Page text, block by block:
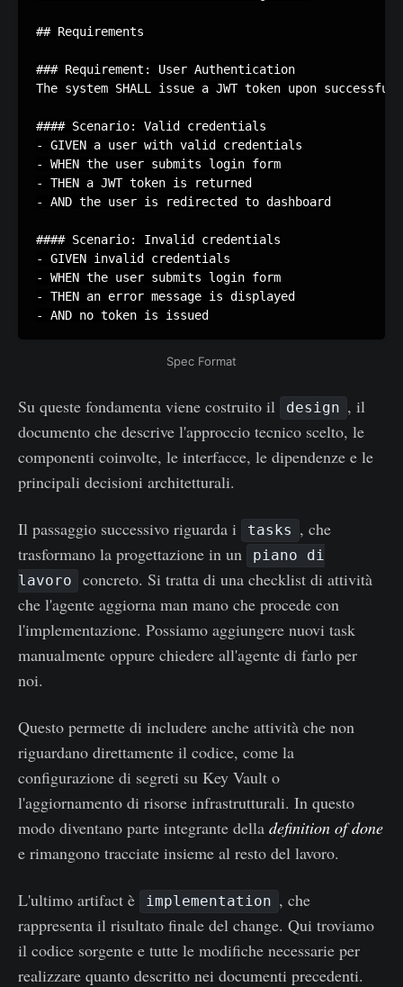
## Requirements
### Requirement: User Authentication
The system SHALL issue a JWT token upon
#### Scenario: Valid credentials
- GIVEN a user with valid credentials
- WHEN the user submits login form
- THEN a JWT token is returned
- AND the user is redirected to dashboard
#### Scenario: Invalid credentials
- GIVEN invalid credentials
- WHEN the user submits login form
- THEN an error message is displayed
Spec Format
Su queste fondamenta viene costruito il design , il
documento che descrive l'approccio tecnico scelto, le
componenti coinvolte, le interfacce, le dipendenze e le
principali decisioni architetturali.
Il passaggio successivo riguarda i tasks , che
trasformano la progettazione in un
piano di
lavoro
concreto. Si tratta di una checklist di attività
che l'agente aggiorna man mano che procede con
l'implementazione. Possiamo aggiungere nuovi task
manualmente oppure chiedere all'agente di farlo per
noi.
Questo permette di includere anche attività che non
riguardano direttamente il codice, come la
configurazione di segreti su Key Vault o
l'aggiornamento di risorse infrastrutturali. In questo
modo diventano parte integrante della definition of done
e rimangono tracciate insieme al resto del lavoro.
L'ultimo artifact è implementation , che
rappresenta il risultato finale del change. Qui troviamo
il codice sorgente e tutte le modifiche necessarie per
realizzare quanto descritto nei documenti precedenti.